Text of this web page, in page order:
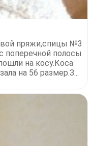
пряжи,спицы №3
поперечной полосы
на косу.Коса
на 56 размер.З...